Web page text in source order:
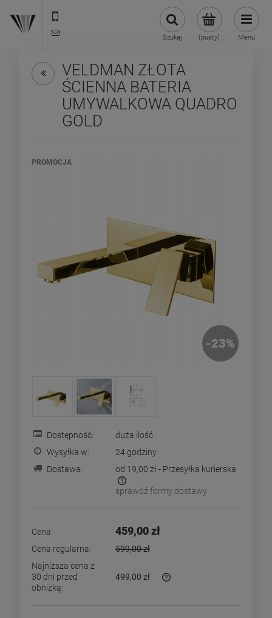
(pusty)
Szukaj Menu
VELDMAN ZŁOTA
ŚCIENNA BATERIA
UMYWALKOWA QUADRO
GOLD
PROMOCJA
-23%
Dostępność:
duża ilość
Wysyłka w:
24 godziny
Dostawa:
od 19,00 zł - Przesyłka kurierska
Cena nie zawiera ewentualnych kosztów płatności
sprawdź formy dostawy
Cena: 459,00 zł
Cena regularna:
599,00 zł
Najniższa cena z
30 dni przed
obniżką:
499,00 zł